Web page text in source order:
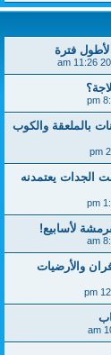
فترة
بالملعقة والكوب
ذكيًا كانت الجدات يعتمدنه
لأسابيع!
والأرضيات